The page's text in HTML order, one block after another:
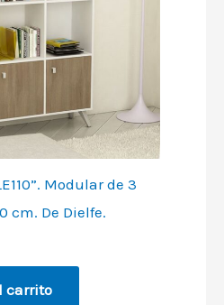
Modular de 3
cm. De Dielfe.
carrito